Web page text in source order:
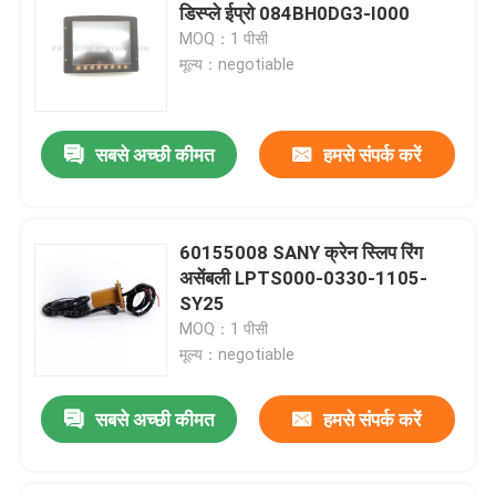
डिस्प्ले ईप्रो 084BH0DG3-I000
MOQ：1 पीसी
मूल्य：negotiable
सबसे अच्छी कीमत हमसे संपर्क करें
60155008 SANY क्रेन स्लिप रिंग
असेंबली LPTS000-0330-1105-
SY25
MOQ：1 पीसी
मूल्य：negotiable
सबसे अच्छी कीमत हमसे संपर्क करें